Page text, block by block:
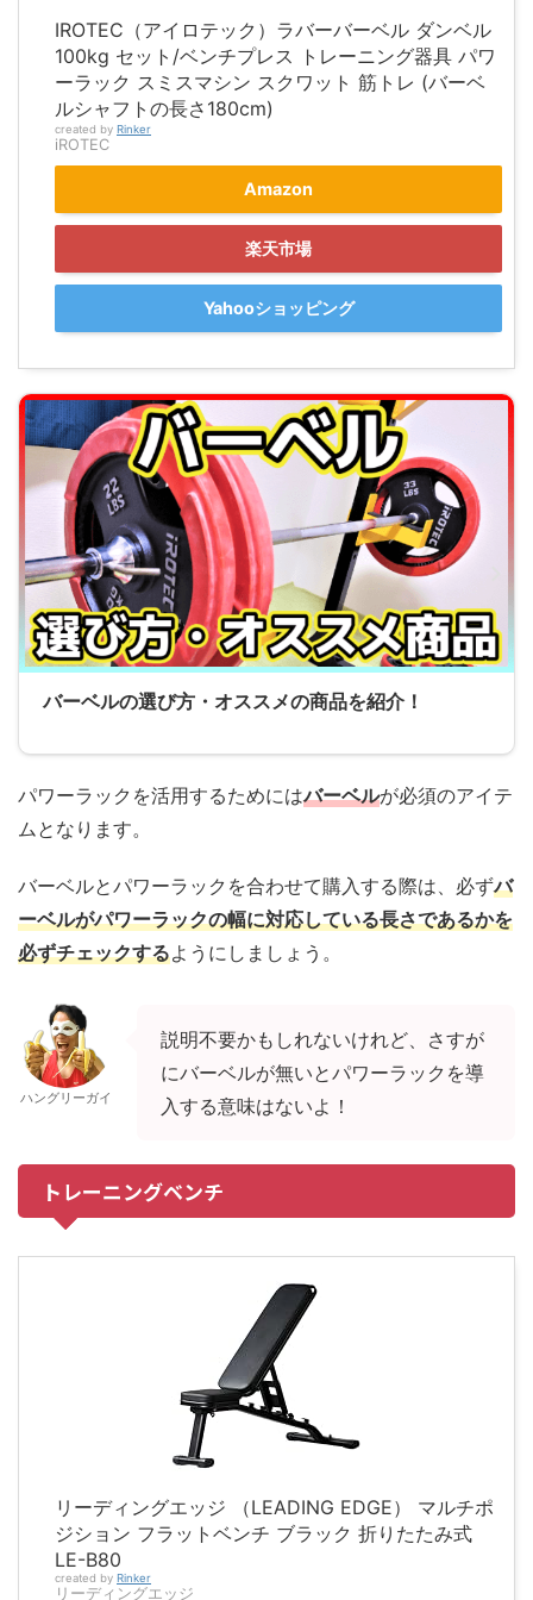
IROTEC（アイロテック）ラバーバーベル ダンベル
100kg セット/ベンチプレス トレーニング器具 パワ
ーラック スミスマシン スクワット 筋トレ (バーベ
ルシャフトの長さ180cm)
created by Rinker
iROTEC
Amazon
楽天市場
Yahooショッピング
バーベルの選び方・オススメの商品を紹介！
パワーラックを活用するためにはバーベルが必須のアイテ
ムとなります。
バーベルとパワーラックを合わせて購入する際は、必ずバ
ーベルがパワーラックの幅に対応している長さであるかを
必ずチェックするようにしましょう。
ハングリーガイ
説明不要かもしれないけれど、さすが
にバーベルが無いとパワーラックを導
入する意味はないよ！
トレーニングベンチ
リーディングエッジ （LEADING EDGE） マルチポ
ジション フラットベンチ ブラック 折りたたみ式
LE-B80
created by Rinker
リーディングエッジ